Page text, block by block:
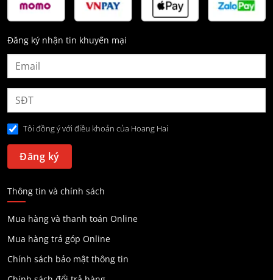
Đăng ký nhận tin khuyến mại
Tôi đồng ý với điều khoản của Hoang Hai
Thông tin và chính sách
Mua hàng và thanh toán Online
Mua hàng trả góp Online
Chính sách bảo mật thông tin